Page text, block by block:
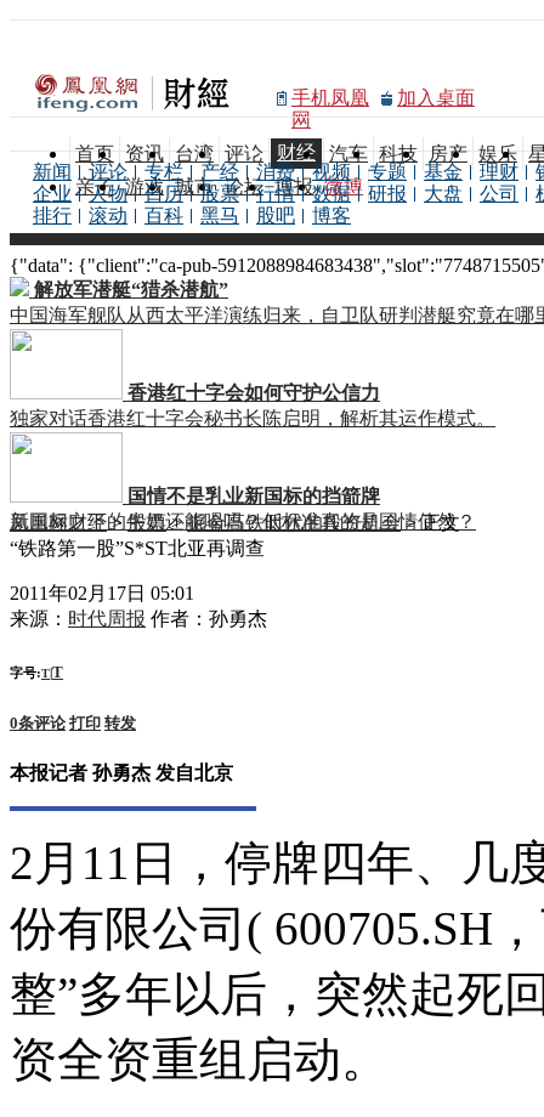
手机凤凰
网
加入桌面
首页 资讯 台湾 评论 财经 汽车 科技 房产 娱乐
亲子 游戏 城市 论坛 博报 微博
新闻 评论 专栏 产经 消费 视频 专题 基金 理财
企业
人物 日历 股票 行情 数据 研报 大盘 公司
排行
滚动 百科 黑马 股吧 博客
{"data": {"client":"ca-pub-
解放军潜艇“猎杀潜航”
中国海军舰队从西太平洋演练归来，自卫队研判潜艇究竟在哪
香港红十字会如何守护公信力
独家对话香港红十字会秘书长陈启明，解析其运作模式。
国情不是乳业新国标的挡箭牌
新国标之下的牛奶还能喝吗？低标准真的是国情使然？
凤凰网财经>股票>掘金高铁时代的投资机会> 正文
“铁路第一股”S*ST北亚再调查
2011年02月17日 05:01
来源： 时代周报 作者： 孙勇杰
字号:T|T
0条评论 打印 转发
本报记者 孙勇杰 发自北京
2月11日，停牌四年、几
份有限公司( 600705.SH
整”多年以后，突然起死
资全资重组启动。